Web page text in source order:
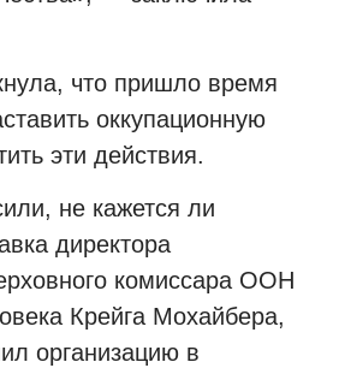
что пришло время
оккупационную
эти действия.
не кажется ли
директора
комиссара ООН
Крейга Мохайбера,
организацию в